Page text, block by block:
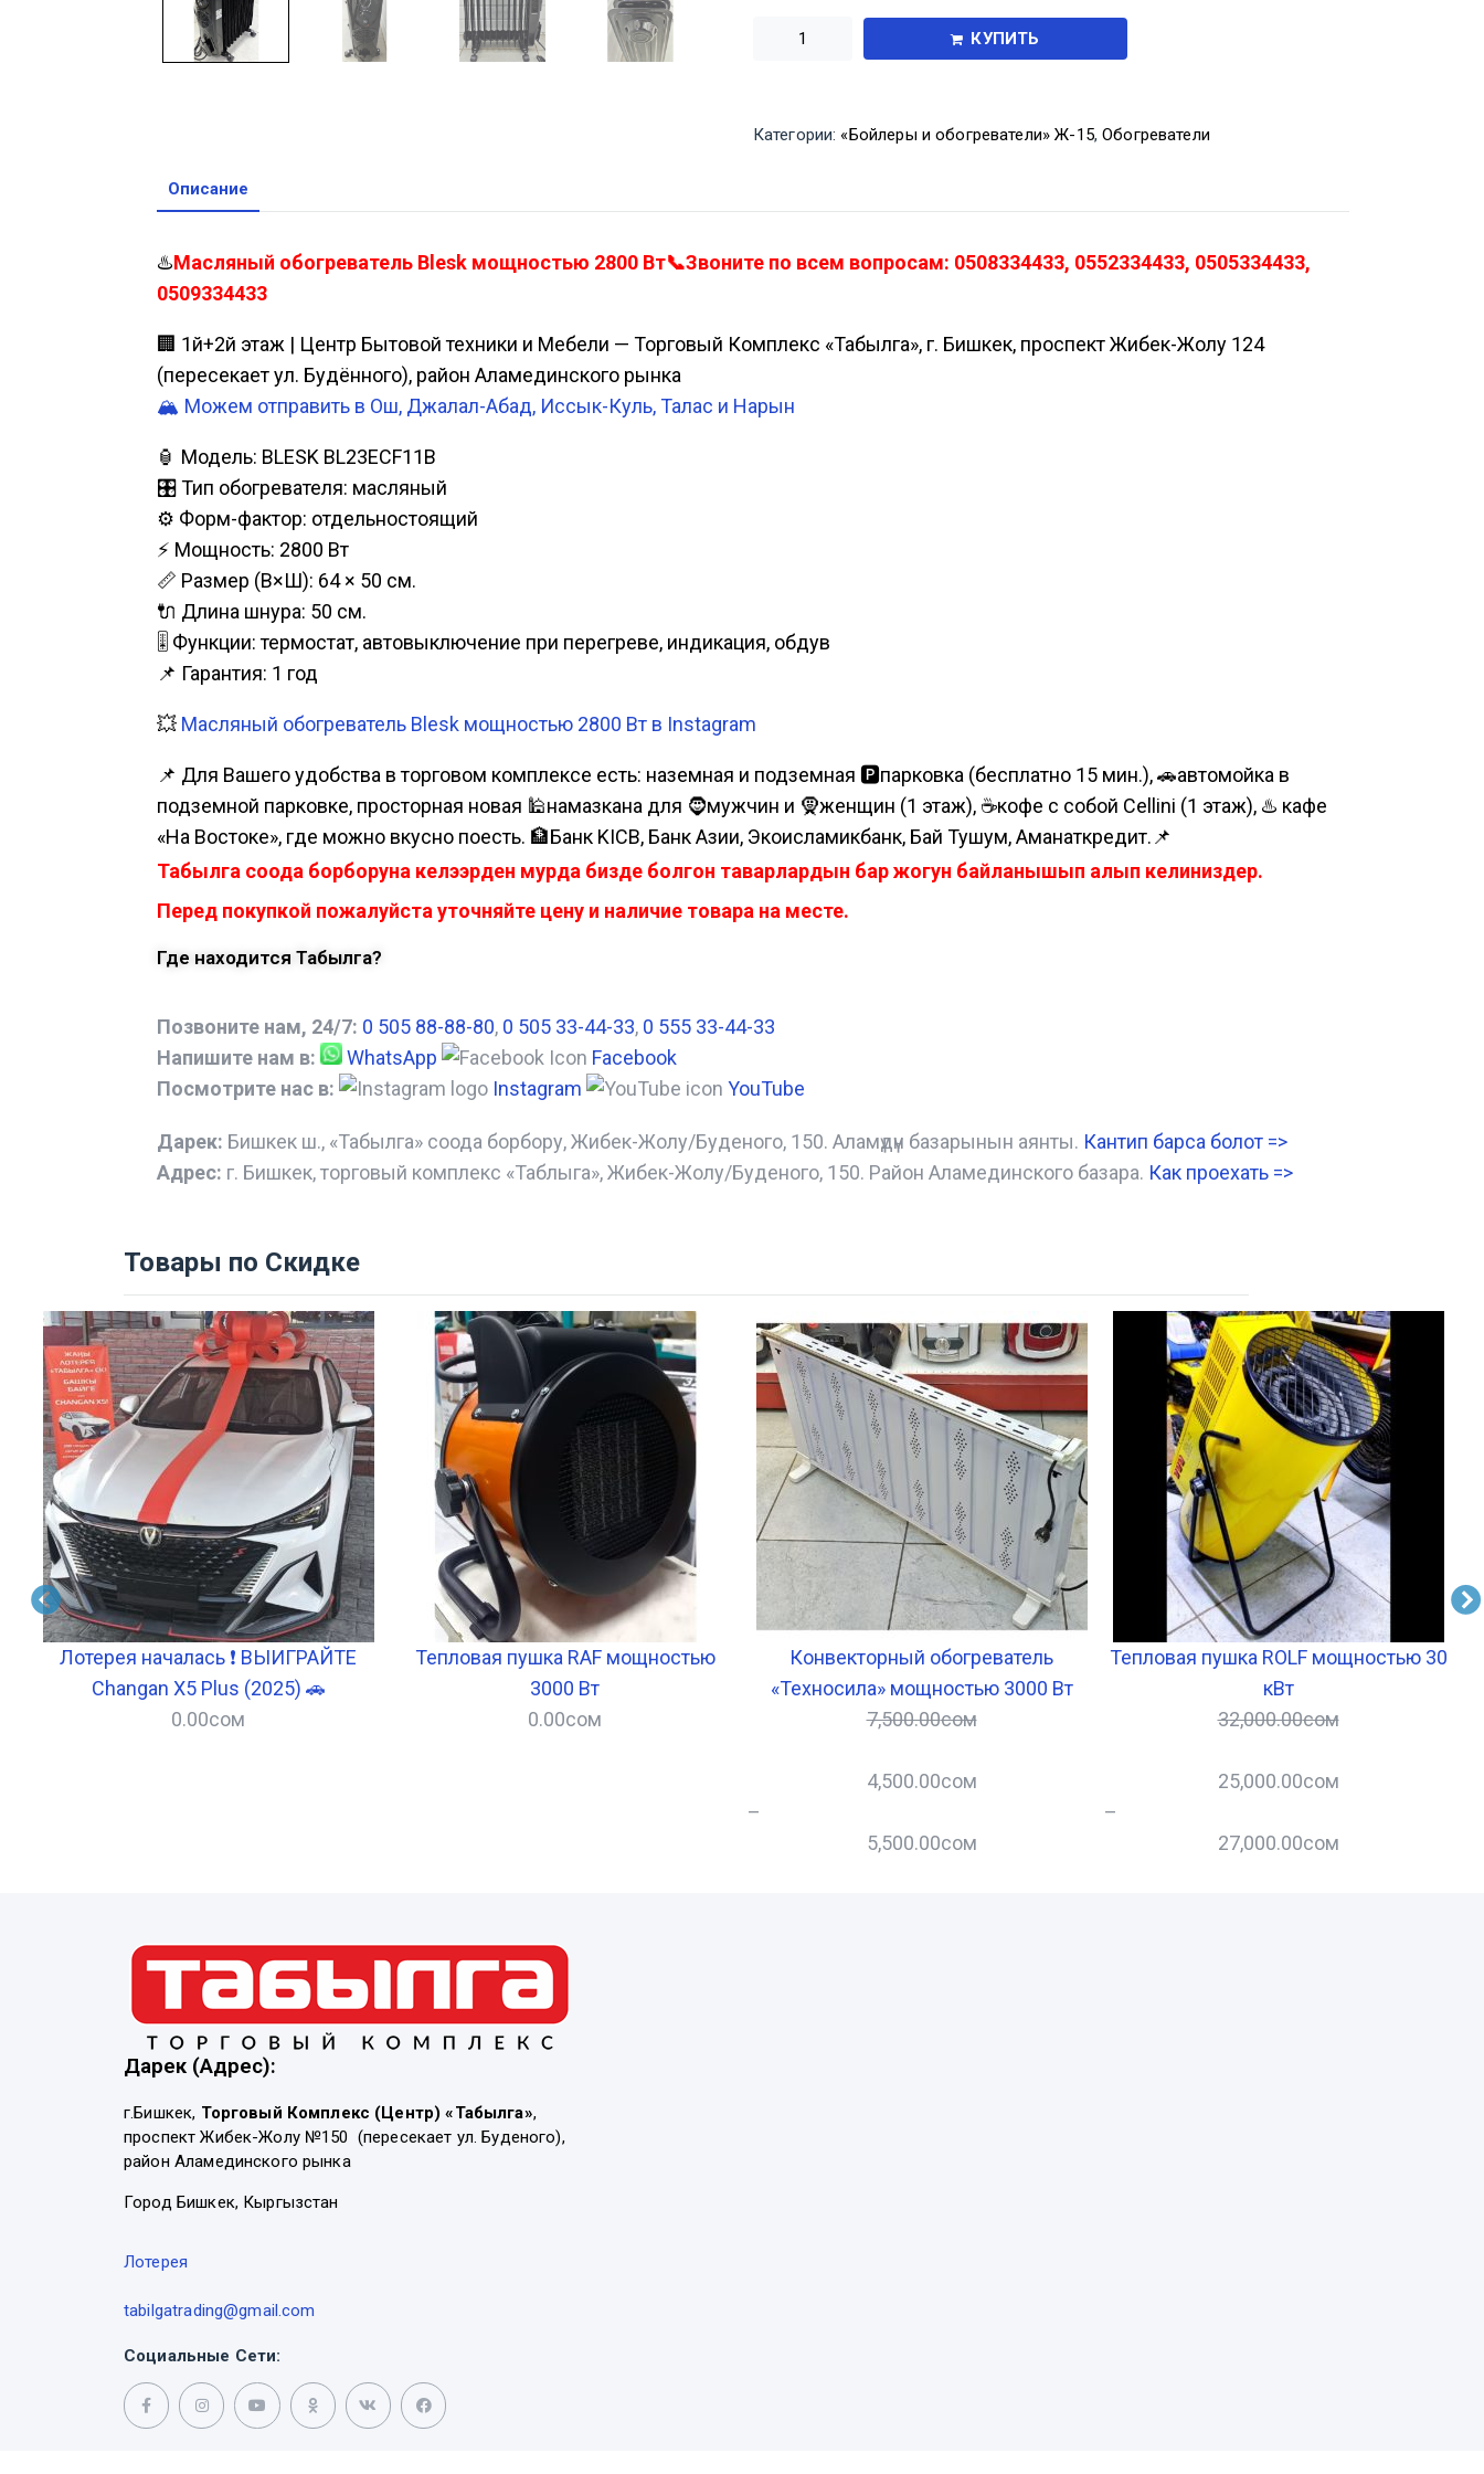
КУПИТЬ
Категории: «Бойлеры и обогреватели» Ж-15,Обогреватели
Описание
♨️Масляный обогреватель Blesk мощностью 2800 Вт📞Звоните по всем вопросам: 0508334433, 0552334433, 0505334433,
0509334433
🏢 1й+2й этаж | Центр Бытовой техники и Мебели — Торговый Комплекс «Табылга», г. Бишкек, проспект Жибек-Жолу 124
(пересекает ул. Будённого), район Аламединского рынка
🏔️ Можем отправить в Ош, Джалал-Абад, Иссык-Куль, Талас и Нарын
🏮 Модель: BLESK BL23ECF11B
🎛️ Тип обогревателя: масляный
⚙️ Форм-фактор: отдельностоящий
⚡ Мощность: 2800 Вт
📏 Размер (В×Ш): 64 × 50 см.
🔌 Длина шнура: 50 см.
🎚️ Функции: термостат, автовыключение при перегреве, индикация, обдув
📌 Гарантия: 1 год
💥 Масляный обогреватель Blesk мощностью 2800 Вт в Instagram
📌 Для Вашего удобства в торговом комплексе есть: наземная и подземная 🅿парковка (бесплатно 15 мин.), 🚗автомойка в
подземной парковке, просторная новая 🕌намазкана для 🧔мужчин и 🧕женщин (1 этаж), ☕кофе с собой Cellini (1 этаж), ♨️ кафе
«На Востоке», где можно вкусно поесть. 🏦Банк KICB, Банк Азии, Экоисламикбанк, Бай Тушум, Аманаткредит.📌
Табылга соода борборуна келээрден мурда бизде болгон таварлардын бар жогун байланышып алып келиниздер.
Перед покупкой пожалуйста уточняйте цену и наличие товара на месте.
Где находится Табылга?
Позвоните нам, 24/7: 0 505 88-88-80, 0 505 33-44-33, 0 555 33-44-33
Напишите нам в:
WhatsApp
Facebook
Посмотрите нас в:
Instagram YouTube
Дарек: Бишкек ш., «Табылга» соода борбору, Жибек-Жолу/Буденого, 150. Аламүдүн базарынын аянты. Кантип барса болот =>
Адрес: г. Бишкек, торговый комплекс «Таблыга», Жибек-Жолу/Буденого, 150. Район Аламединского базара. Как проехать =>
Товары по Скидке
Лотерея началась ❗ ВЫИГРАЙТЕ
Changan X5 Plus (2025) 🚗
0.00сом
Тепловая пушка RAF мощностью
3000 Вт
0.00сом
Конвекторный обогреватель
«Техносила» мощностью 3000 Вт
7,500.00сом
4,500.00сом
–
5,500.00сом
Тепловая пушка ROLF мощностью 30
кВт
32,000.00сом
25,000.00сом
–
27,000.00сом
Дарек (Адрес):
г.Бишкек, Торговый Комплекс (Центр) «Табылга»,
проспект Жибек-Жолу №150 (пересекает ул. Буденого),
район Аламединского рынка
Город Бишкек, Кыргызстан
Лотерея
tabilgatrading@gmail.com
Социальные Сети: